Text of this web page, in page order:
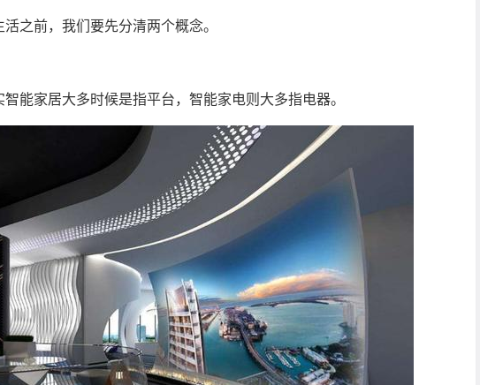
之前，我们要先分清两个概念。
能家居大多时候是指平台，智能家电则大多指电器。